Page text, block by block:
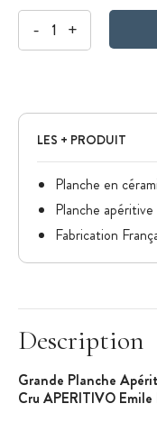
- +
LES + PRODUIT
Planche en
Planche
Fabrication
Description
Grande Planche
Cru APERITIVO